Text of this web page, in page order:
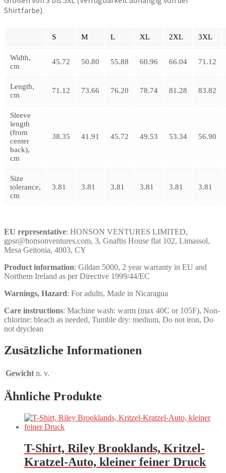
Shirtfarbe).
S M L XL 2XL 3XL
Width,
cm
45.72 50.80 55.88 60.96 66.04 71.12
Length,
cm
71.12 73.66 76.20 78.74 81.28 83.82
Sleeve
length
(from
center
back),
cm
38.35 41.91 45.72 49.53 53.34 56.90
Size
tolerance,
cm
3.81 3.81 3.81 3.81 3.81 3.81
EU representative: HONSON VENTURES LIMITED,
gpsr@honsonventures.com, 3, Gnaftis House flat 102, Limassol,
Mesa Geitonia, 4003, CY
Product information: Gildan 5000, 2 year warranty in EU and
Northern Ireland as per Directive 1999/44/EC
Warnings, Hazard: For adults, Made in Nicaragua
Care instructions: Machine wash: warm (max 40C or 105F), Non-
chlorine: bleach as needed, Tumble dry: medium, Do not iron, Do
not dryclean
Zusätzliche Informationen
Gewicht n. v.
Ähnliche Produkte
T-Shirt, Riley Brooklands, Kritzel-
Kratzel-Auto, kleiner feiner Druck